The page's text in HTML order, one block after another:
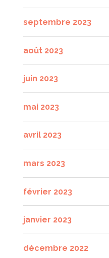
septembre 2023
août 2023
juin 2023
mai 2023
avril 2023
mars 2023
février 2023
janvier 2023
décembre 2022